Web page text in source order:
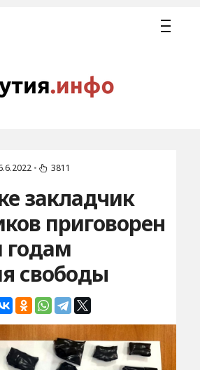
• 3811
закладчик
приговорен
годам
свободы